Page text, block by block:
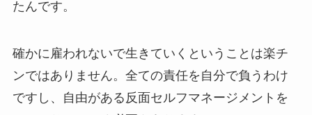
たんです。
確かに雇われないで生きていくということは楽チ
ンではありません。全ての責任を自分で負うわけ
ですし、自由がある反面セルフマネージメントを